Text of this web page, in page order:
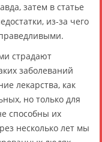
затем в статье
из-за чего
страдают
заболеваний
лекарства, как
но только для
способны их
несколько лет мы